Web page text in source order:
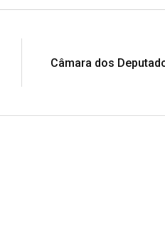
Câmara dos